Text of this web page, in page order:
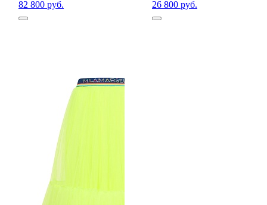
82 800 руб.
26 800 руб.